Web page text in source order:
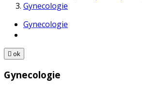
Gynecologie
Gynecologie
 ok
Gynecologie